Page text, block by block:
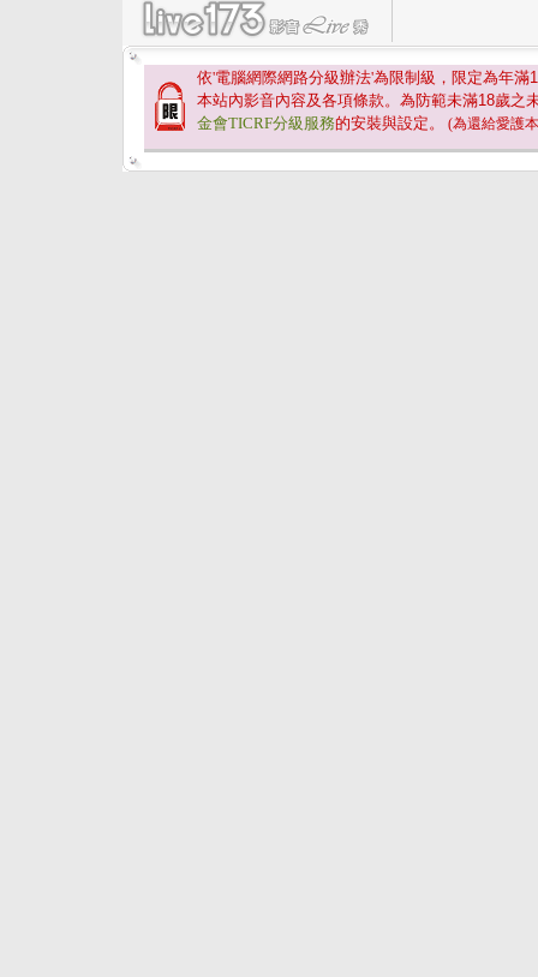
依'電腦網際網路分級辦法'為限制級，限定為年滿
本站內影音內容及各項條款。為防範未滿18歲之
金會TICRF分級服務的安裝與設定。 (為還給愛護